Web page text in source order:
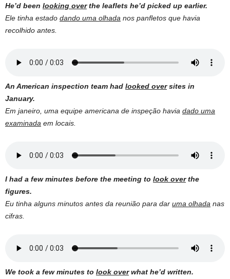
He’d been looking overthe leaflets he’d picked up earlier.
Ele tinha estado dando uma olhada nos panfletos que havia
recolhido antes.
An American inspection team had looked oversites in
January.
Em janeiro, uma equipe americana de inspeção havia dado uma
examinada em locais.
I had a few minutes before the meeting to look overthe
figures.
Eu tinha alguns minutos antes da reunião para dar uma olhada nas
cifras.
We took a few minutes to look overwhat he’d written.